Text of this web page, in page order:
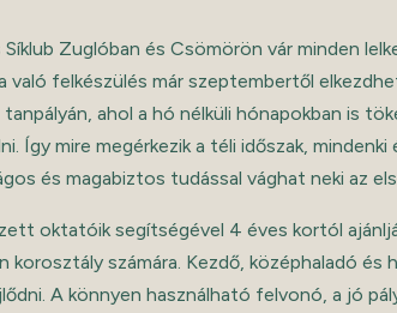
Síklub Zuglóban és Csömörön vár minden
való felkészülés már szeptembertől
ahol a hó nélküli hónapokban is
Így mire megérkezik a téli időszak, mindenki
és magabiztos tudással vághat neki az
oktatóik segítségével 4 éves kortól
korosztály számára. Kezdő, középhaladó és
A könnyen használható felvonó, a jó